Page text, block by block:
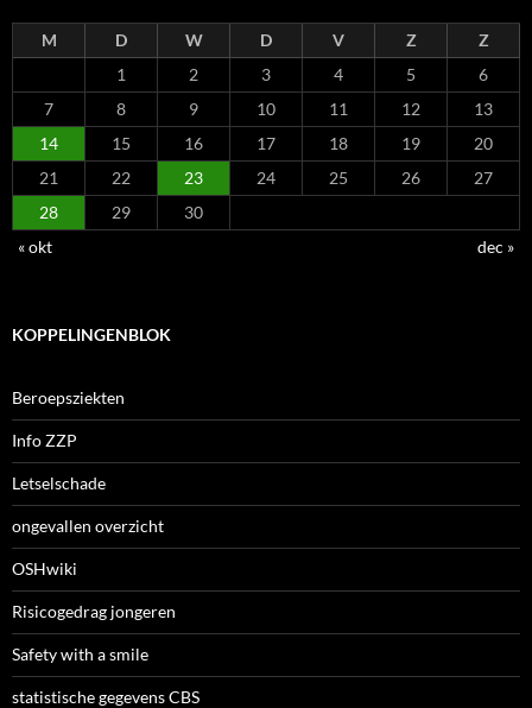
M D W D V Z
Z
1
2 3 4 5
6
7
8 9 10 11 12
13
14
15 16 17 18 19
20
21
22 23 24 25 26
27
28
29
30
« okt
dec »
KOPPELINGENBLOK
Beroepsziekten
Info ZZP
Letselschade
ongevallen overzicht
OSHwiki
Risicogedrag jongeren
Safety with a smile
statistische gegevens CBS